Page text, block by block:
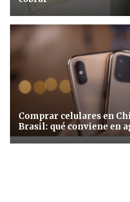
Comprar celulares en
Brasil: qué conviene en